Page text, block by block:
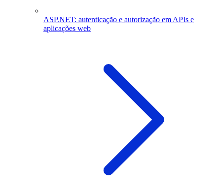
ASP.NET: autenticação e autorização em APIs e
aplicações web